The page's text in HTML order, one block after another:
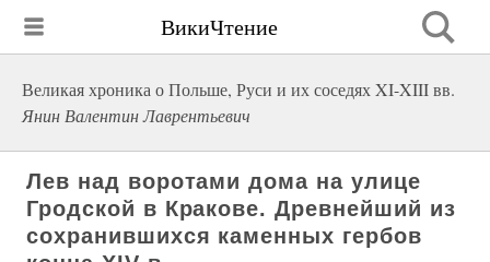
ВикиЧтение
Великая хроника о Польше, Руси и их соседях XI-XIII вв.
Янин Валентин Лаврентьевич
Лев над воротами дома на улице
Гродской в Кракове. Древнейший из
сохранившихся каменных гербов